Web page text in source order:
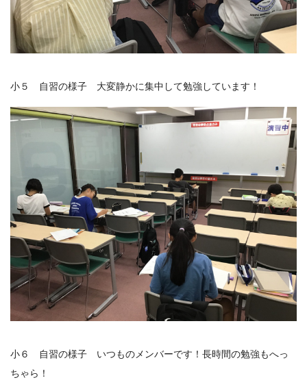
小５ 自習の様子 大変静かに集中して勉強しています！
小６ 自習の様子 いつものメンバーです！長時間の勉強もへっ
ちゃら！